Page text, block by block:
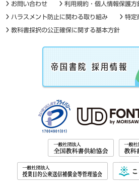
お問い合わせ 利用規約・個人情報保護
ハラスメント防止に関わる取り組み 特定
教科書採択の公正確保に関する基本方針